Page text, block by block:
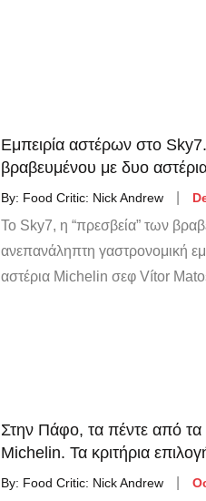
Εμπειρία αστέρων στο
βραβευμένου με δυο
By: Food Critic: Nick Andrew
Το Sky7, η “πρεσβεία” των
ανεπανάληπτη γαστρονομική
αστέρια Michelin σεφ Vítor
Στην Πάφο, τα πέντε από τα
Michelin. Τα κριτήρια
By: Food Critic: Nick Andrew